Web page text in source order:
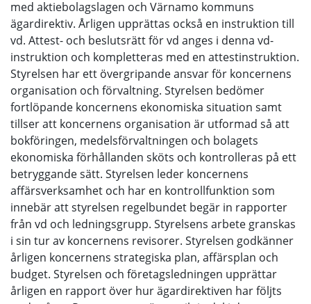
med aktiebolagslagen och Värnamo kommuns
ägardirektiv. Årligen upprättas också en instruktion till
vd. Attest- och beslutsrätt för vd anges i denna vd-
instruktion och kompletteras med en attestinstruktion.
Styrelsen har ett övergripande ansvar för koncernens
organisation och förvaltning. Styrelsen bedömer
fortlöpande koncernens ekonomiska situation samt
tillser att koncernens organisation är utformad så att
bokföringen, medelsförvaltningen och bolagets
ekonomiska förhållanden sköts och kontrolleras på ett
betryggande sätt. Styrelsen leder koncernens
affärsverksamhet och har en kontrollfunktion som
innebär att styrelsen regelbundet begär in rapporter
från vd och ledningsgrupp. Styrelsens arbete granskas
i sin tur av koncernens revisorer. Styrelsen godkänner
årligen koncernens strategiska plan, affärsplan och
budget. Styrelsen och företagsledningen upprättar
årligen en rapport över hur ägardirektiven har följts